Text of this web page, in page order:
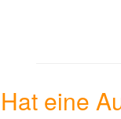
Hat eine